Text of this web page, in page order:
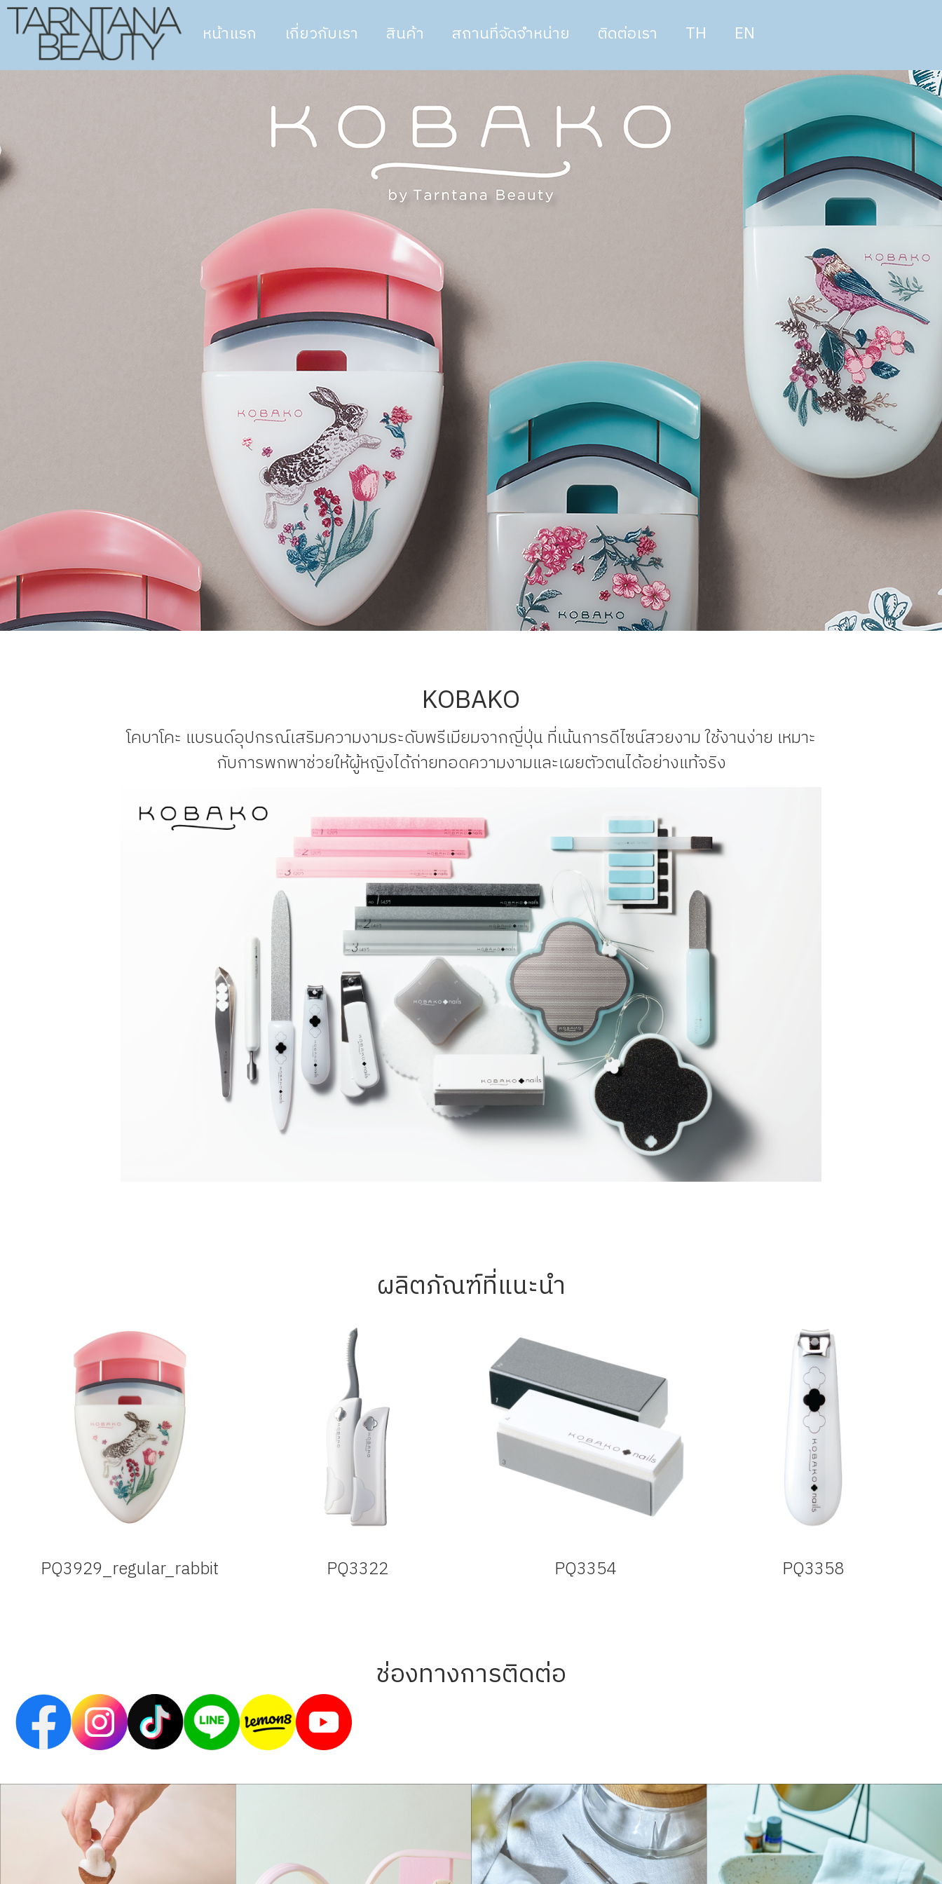
หน้าแรก เกี่ยวกับเรา สินค้า สถานที่จัดจำหน่าย ติดต่อเรา TH EN
KOBAKO
โคบาโคะ แบรนด์อุปกรณ์เสริมความงามระดับพรีเมียมจากญี่ปุ่น ที่เน้นการดีไซน์สวยงาม ใช้งานง่าย เหมาะ
กับการพกพาช่วยให้ผู้หญิงได้ถ่ายทอดความงามและเผยตัวตนได้อย่างแท้จริง
ผลิตภัณฑ์ที่แนะนำ
PQ3929_regular_rabbit PQ3322 PQ3354 PQ3358
ช่องทางการติดต่อ